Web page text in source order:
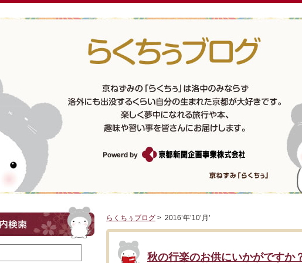
らくちぅブログ > 2016’年’10’月’
秋の行楽のお供にいかがですか